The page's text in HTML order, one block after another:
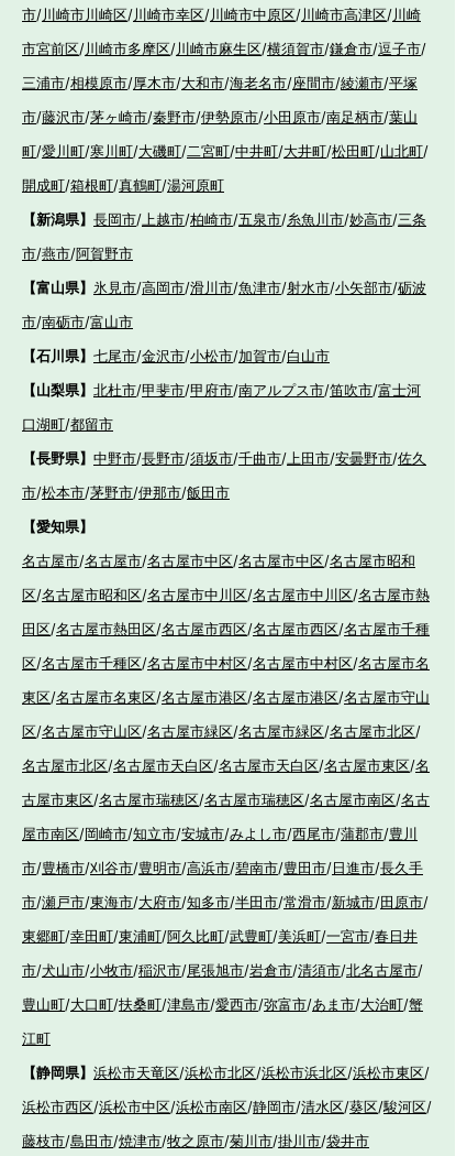
市/川崎市川崎区/川崎市幸区/川崎市中原区/川崎市高津区/川崎
市宮前区/川崎市多摩区/川崎市麻生区/横須賀市/鎌倉市/逗子市/
三浦市/相模原市/厚木市/大和市/海老名市/座間市/綾瀬市/平塚
市/藤沢市/茅ヶ崎市/秦野市/伊勢原市/小田原市/南足柄市/葉山
町/愛川町/寒川町/大磯町/二宮町/中井町/大井町/松田町/山北町/
開成町/箱根町/真鶴町/湯河原町
【新潟県】 長岡市/ 上越市/柏崎市/五泉市/糸魚川市/妙高市/三条
市/燕市/阿賀野市
【富山県】 氷見市/高岡市/滑川市/魚津市/射水市/小矢部市/砺波
市/南砺市/富山市
【石川県】 七尾市/金沢市/小松市/加賀市/白山市
【山梨県】 北杜市/甲斐市/甲府市/南アルプス市/笛吹市/富士河
口湖町/都留市
【長野県】 中野市/長野市/須坂市/千曲市/ 上田市/安曇野市/佐久
市/松本市/茅野市/伊那市/飯田市
【愛知県】
名古屋市/名古屋市/名古屋市中区/名古屋市中区/名古屋市昭和
区/名古屋市昭和区/名古屋市中川区/名古屋市中川区/名古屋市熱
田区/名古屋市熱田区/名古屋市西区/名古屋市西区/名古屋市千種
区/名古屋市千種区/名古屋市中村区/名古屋市中村区/名古屋市名
東区/名古屋市名東区/名古屋市港区/名古屋市港区/名古屋市守山
区/名古屋市守山区/名古屋市緑区/名古屋市緑区/名古屋市北区/
名古屋市北区/名古屋市天白区/名古屋市天白区/名古屋市東区/名
古屋市東区/名古屋市瑞穂区/名古屋市瑞穂区/名古屋市南区/名古
屋市南区/岡崎市/知立市/安城市/みよし市/西尾市/蒲郡市/豊川
市/豊橋市/刈谷市/豊明市/高浜市/碧南市/豊田市/日進市/長久手
市/瀬戸市/東海市/大府市/知多市/半田市/常滑市/新城市/田原市/
東郷町/幸田町/東浦町/阿久比町/武豊町/美浜町/一宮市/春日井
市/犬山市/小牧市/稲沢市/尾張旭市/岩倉市/清須市/北名古屋市/
豊山町/大口町/扶桑町/津島市/愛西市/弥富市/あま市/大治町/蟹
江町
【静岡県】 浜松市天竜区/浜松市北区/浜松市浜北区/浜松市東区/
浜松市西区/浜松市中区/浜松市南区/静岡市/清水区/葵区/駿河区/
藤枝市/島田市/焼津市/牧之原市/菊川市/掛川市/袋井市